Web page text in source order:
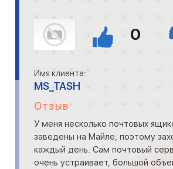
0
Имя клиента:
MS_TASH
Отзыв
У меня несколько почтовых
заведены на Майле, поэтому
каждый день. Сам почтовый
очень устраивает, большой